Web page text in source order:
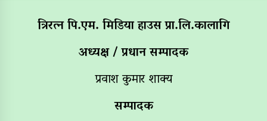
त्रिरत्न पि.एम. मिडिया हाउस प्रा.लि.कालागि
अध्यक्ष / प्रधान सम्पादक
प्रवाश कुमार शाक्य
सम्पादक